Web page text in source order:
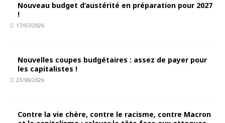
Nouveau budget d’austérité en préparation pour 2027
!
17/07/2026
Nouvelles coupes budgétaires : assez de payer pour
les capitalistes !
23/06/2026
Contre la vie chère, contre le racisme, contre Macron